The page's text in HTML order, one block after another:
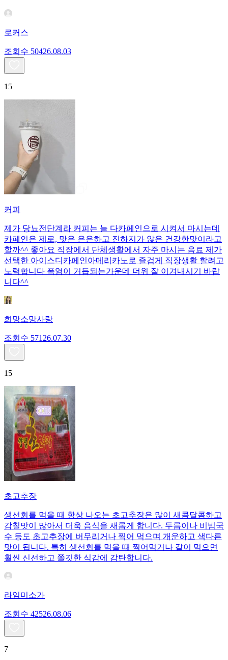
로커스
조회수 50426.08.03
15
커피
제가 당뇨전단계라 커피는 늘 다카페인으로 시켜서 마시는데
카페인은 제로, 맛은 은은하고 진하지가 않은 건강한맛이라고
할까^^ 좋아요 직장에서 단체생활에서 자주 마시는 음료 제가
선택한 아이스디카페인아메리카노로 즐겁게 직장생활 할려고
노력합니다 폭염이 거듭되는가운데 더위 잘 이겨내시기 바랍
니다^^
희망소망사랑
조회수 571 26.07.30
15
초고추장
생선회를 먹을 때 항상 나오는 초고추장은 많이 새콤달콤하고
감칠맛이 많아서 더욱 음식을 새롭게 합니다. 두릅이나 비빔국
수 등도 초고추장에 버무리거나 찍어 먹으며 개운하고 색다른
맛이 됩니다. 특히 생선회를 먹을 때 찍어먹거나 같이 먹으면
훨씬 신선하고 쫄깃한 식감에 감탄합니다.
라임미소가
조회수 42526.08.06
7